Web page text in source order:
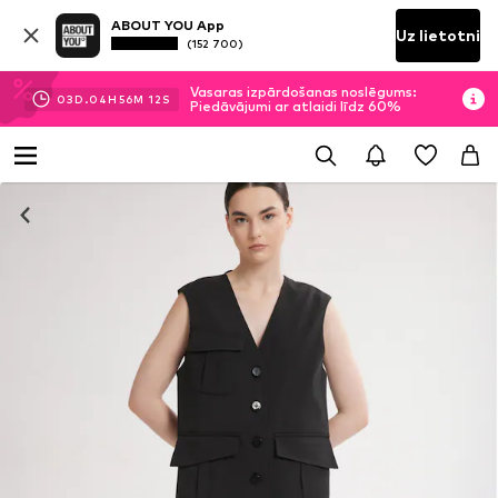
ABOUT YOU App
(152 700) Uz lietotni
03D.04H 56M 11 S
Vasaras izpārdošanas noslēgums:
Piedāvājumi ar atlaidi līdz 60%